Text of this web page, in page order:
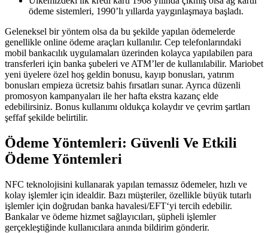
ödeme sistemleri, 1990’lı yıllarda yaygınlaşmaya başladı.
Geleneksel bir yöntem olsa da bu şekilde yapılan ödemelerde
genellikle online ödeme araçları kullanılır. Cep telefonlarındaki
mobil bankacılık uygulamaları üzerinden kolayca yapılabilen para
transferleri için banka şubeleri ve ATM’ler de kullanılabilir. Mariobet
yeni üyelere özel hoş geldin bonusu, kayıp bonusları, yatırım
bonusları empieza ücretsiz bahis fırsatları sunar. Ayrıca düzenli
promosyon kampanyaları ile her hafta ekstra kazanç elde
edebilirsiniz. Bonus kullanımı oldukça kolaydır ve çevrim şartları
şeffaf şekilde belirtilir.
Ödeme Yöntemleri: Güvenli Ve Etkili
Ödeme Yöntemleri
NFC teknolojisini kullanarak yapılan temassız ödemeler, hızlı ve
kolay işlemler için idealdir. Bazı müşteriler, özellikle büyük tutarlı
işlemler için doğrudan banka havalesi/EFT‘yi tercih edebilir.
Bankalar ve ödeme hizmet sağlayıcıları, şüpheli işlemler
gerçekleştiğinde kullanıcılara anında bildirim gönderir.